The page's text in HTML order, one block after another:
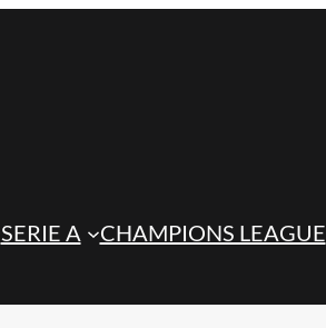
SERIE A CHAMPIONS LEAGUE